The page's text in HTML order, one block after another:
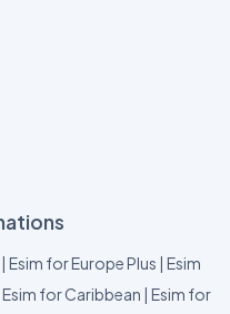
| Esim for Europe Plus | Esim
Esim for Caribbean | Esim for